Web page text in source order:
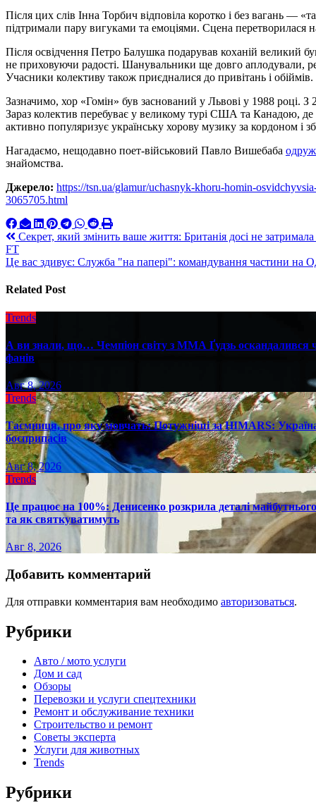
Після цих слів Інна Торбич відповіла коротко і без вагань —
підтримали пару вигуками та емоціями. Сцена перетворилася
Після освідчення Петро Балушка подарував коханій великий
не приховуючи радості. Шанувальники ще довго аплодували,
Учасники колективу також приєдналися до привітань і обіймів.
Зазначимо, хор «Гомін» був заснований у Львові у 1988 році. З
Зараз колектив перебуває у великому турі США та Канадою,
активно популяризує українську хорову музику за кордоном і
Нагадаємо, нещодавно поет-військовий Павло Вишебаба
знайомства.
Джерело: https://tsn.ua/glamur/uchasnyk-khoru-homin-
3065705.html
Навигация
по
Секрет, який змінить ваше життя: Британія досі не
FT
Це вас здивує: Служба "на папері": командування частини на
Related Post
Trends
А ви знали, що… Чемпіон світу з ММА Ґудзь оскандалився
фанів
Авг 8, 2026
Trends
Таємниця, про яку мовчать: Потужніші за HIMARS:
боєприпасів
Авг 8, 2026
Trends
Це працює на 100%: Денисенко розкрила деталі майбутнього
та як святкуватимуть
Авг 8, 2026
Добавить комментарий
Для отправки комментария вам необходимо авторизоваться.
Рубрики
Авто / мото услуги
Дом и сад
Обзоры
Перевозки и услуги спецтехники
Ремонт и обслуживание техники
Строительство и ремонт
Советы эксперта
Услуги для животных
Trends
Рубрики